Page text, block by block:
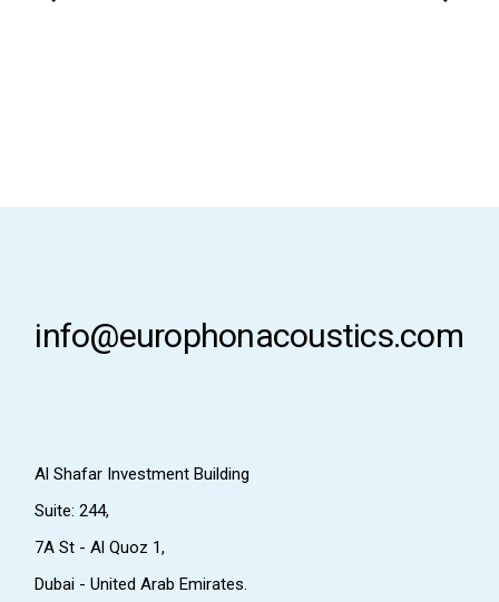
info@europhonacoustics.com
Al Shafar Investment Building
Suite: 244,
7A St - Al Quoz 1,
Dubai - United Arab Emirates.